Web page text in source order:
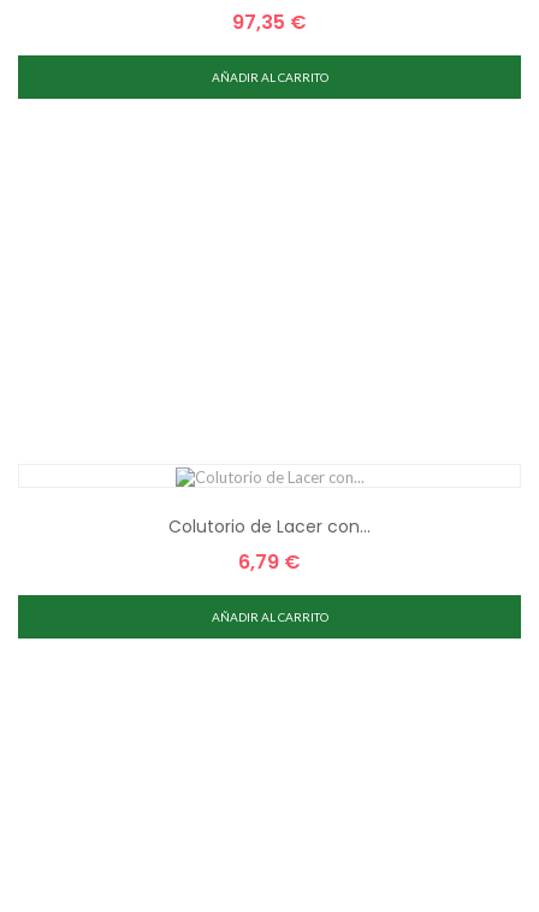
Precio
97,35 €
AÑADIR AL CARRITO
Colutorio de Lacer con...
Precio
6,79 €
AÑADIR AL CARRITO